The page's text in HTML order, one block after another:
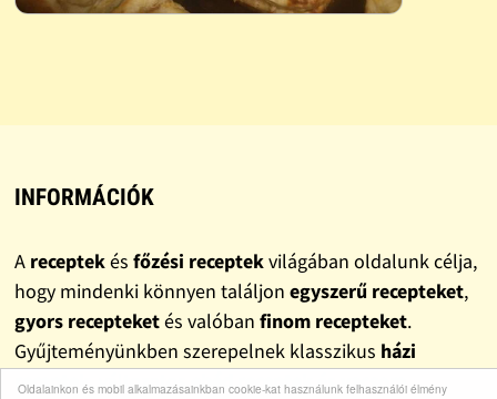
Oldalainkon és mobil alkalmazásainkban cookie-kat használunk felhasználói élmény
INFORMÁCIÓK
A receptekés főzési receptekvilágában oldalunk célja,
hogy mindenki könnyen találjon egyszerű recepteket,
gyors recepteketés valóban finom recepteket.
Gyűjteményünkben szerepelnek klasszikus házi
receptek, változatosebéd receptekésvacsora